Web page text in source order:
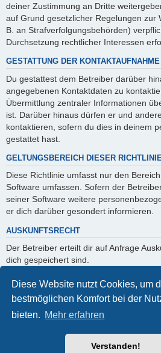
Diese Website nutzt Cookies, um
bestmöglichen Komfort bei der
bieten. Mehr erfahren
Verstanden!
deiner Zustimmung an Dritte
auf Grund gesetzlicher Regelungen zur
B. an Strafverfolgungsbehörden)
Durchsetzung rechtlicher Interessen
GESTATTUNG DER KONTAKTAUFNAHME
Du gestattest dem Betreiber darüber
angegebenen Kontaktdaten zu
Übermittlung zentraler Informationen
ist. Darüber hinaus dürfen er und
kontaktieren, sofern du dies in deinem
gestattet hast.
GELTUNGSBEREICH DIESER
Diese Richtlinie umfasst nur den
Software umfassen. Sofern der
seiner Software weitere
er dich darüber gesondert informieren.
AUSKUNFTSRECHT
Der Betreiber erteilt dir auf Anfrage
dich gespeichert sind.
Du kannst jederzeit die Löschung bzw.
verlangen. Kontaktiere hierzu bitte den
Powered byphpBB® Forum